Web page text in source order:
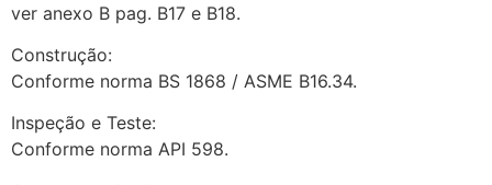
ver anexo B pag. B17 e B18.
Construção:
Conforme norma BS 1868 / ASME B16.34.
Inspeção e Teste:
Conforme norma API 598.